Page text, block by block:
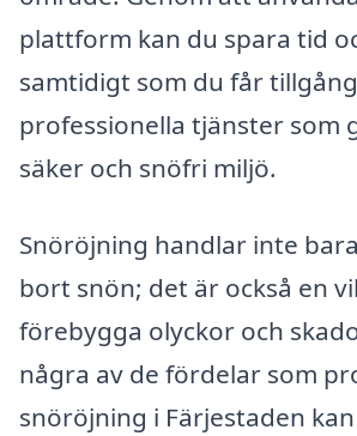
plattform kan du spara tid
samtidigt som du får
professionella tjänster som
säker och snöfri miljö.
Snöröjning handlar inte
bort snön; det är också en
förebygga olyckor och
några av de fördelar som
snöröjning i Färjestaden